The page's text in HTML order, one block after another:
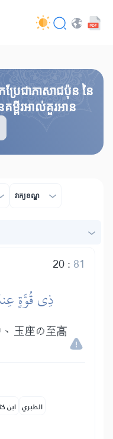
រែជាភាសាជប៉ុន នៃ
ម្ពីរអាល់គួរអាន
វាក្យខណ្ឌ
20: 81
ذِي قُوَّةٍ
、玉座の至高
ابن الطبري